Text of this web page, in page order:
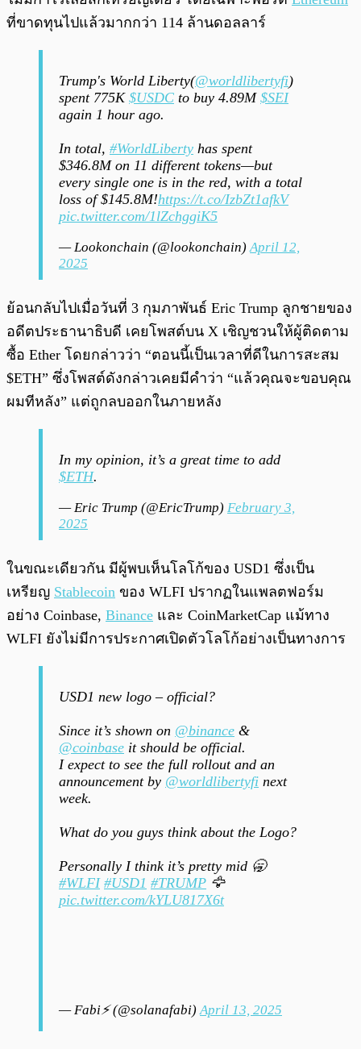
ที่ขาดทุนไปแล้วมากกว่า 114 ล้านดอลลาร์
Trump's World Liberty(@worldlibertyfi)
spent 775K $USDC to buy 4.89M $SEI
again 1 hour ago.
In total, #WorldLiberty has spent
$346.8M on 11 different tokens—but
every single one is in the red, with a total
loss of $145.8M!https://t.co/IzbZt1afkV
pic.twitter.com/1lZchggiK5
— Lookonchain (@lookonchain)April 12,
2025
ย้อนกลับไปเมื่อวันที่ 3 กุมภาพันธ์ Eric Trump ลูกชายของ
อดีตประธานาธิบดี เคยโพสต์บน X เชิญชวนให้ผู้ติดตาม
ซื้อ Ether โดยกล่าวว่า “ตอนนี้เป็นเวลาที่ดีในการสะสม
$ETH” ซึ่งโพสต์ดังกล่าวเคยมีคำว่า “แล้วคุณจะขอบคุณ
ผมทีหลัง” แต่ถูกลบออกในภายหลัง
In my opinion, it’s a great time to add
$ETH.
— Eric Trump (@EricTrump) February 3,
2025
ในขณะเดียวกัน มีผู้พบเห็นโลโก้ของ USD1 ซึ่งเป็น
เหรียญ Stablecoin ของ WLFI ปรากฏในแพลตฟอร์ม
อย่าง Coinbase, Binance และ CoinMarketCap แม้ทาง
WLFI ยังไม่มีการประกาศเปิดตัวโลโก้อย่างเป็นทางการ
USD1 new logo – official?
Since it’s shown on @binance &
@coinbase it should be official.
I expect to see the full rollout and an
announcement by @worldlibertyfi next
week.
What do you guys think about the Logo?
Personally I think it’s pretty mid 🥱
#WLFI #USD1 #TRUMP 🦅
pic.twitter.com/kYLU817X6t
— Fabi⚡️ (@solanafabi)April 13, 2025